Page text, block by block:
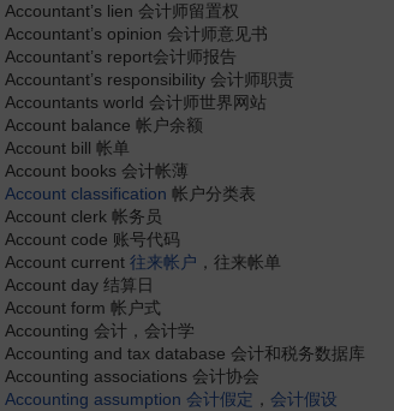
Accountant’s lien 会计师留置权
Accountant’s opinion 会计师意见书
Accountant’s report会计师报告
Accountant’s responsibility 会计师职责
Accountants world 会计师世界网站
Account balance 帐户余额
Account bill 帐单
Account books 会计帐薄
Account classification 帐户分类表
Account clerk 帐务员
Account code 账号代码
Account current 往来帐户 ，往来帐单
Account day 结算日
Account form 帐户式
Accounting 会计，会计学
Accounting and tax database 会计和税务数据库
Accounting associations 会计协会
Accounting assumption 会计假定 ， 会计假设